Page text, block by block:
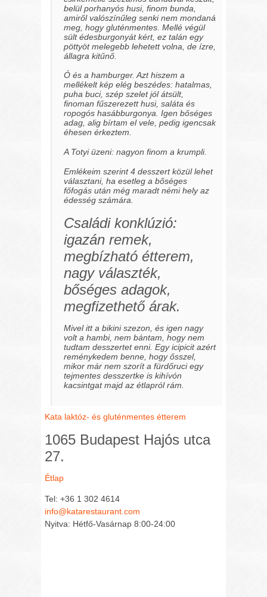
belül porhanyós husi, finom bunda,
amiről valószínűleg senki nem mondaná
meg, hogy gluténmentes. Mellé végül
sült édesburgonyát kért, ez talán egy
pöttyöt melegebb lehetett volna, de ízre,
állagra kitűnő.
Ó és a hamburger. Azt hiszem a
mellékelt kép elég beszédes: hatalmas,
puha buci, szép szelet jól átsült,
finoman fűszerezett husi, saláta és
ropogós hasábburgonya. Igen bőséges
adag, alig bírtam el vele, pedig igencsak
éhesen érkeztem.
A Totyi üzeni: nagyon finom a krumpli.
Emlékeim szerint 4 desszert közül lehet
választani, ha esetleg a bőséges
főfogás után még maradt némi hely az
édesség számára.
Családi konklúzió:
igazán remek,
megbízható étterem,
nagy választék,
bőséges adagok,
megfizethető árak.
Mivel itt a bikini szezon, és igen nagy
volt a hambi, nem bántam, hogy nem
tudtam desszertet enni. Egy icipicit azért
reménykedem benne, hogy ősszel,
mikor már nem szorít a fürdőruci egy
tejmentes desszertke is kihívón
kacsintgat majd az étlapról rám.
Kata laktóz- és gluténmentes étterem
1065 Budapest Hajós utca
27.
Étlap
Tel: +36 1 302 4614
info@katarestaurant.com
Nyitva: Hétfő-Vasárnap 8:00-24:00